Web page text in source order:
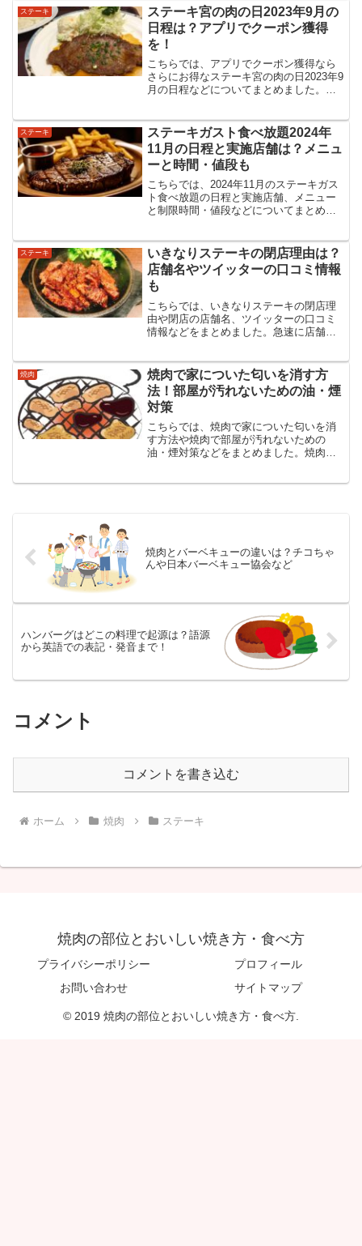
価格だけではわからない焼肉のコストパ
フォーマンスとは？
ステーキ
ステーキ宮の肉の日2023年9月の
日程は？アプリでクーポン獲得
を！
こちらでは、アプリでクーポン獲得なら
さらにお得なステーキ宮の肉の日2023年9
月の日程などについてまとめました。
は1日だけではありません。アプリでさら
にお得なクーポンもある？
ステーキ
ステーキガスト食べ放題2024年
11月の日程と実施店舗は？メニュ
ーと時間・値段も
こちらでは、2024年11月のステーキガス
ト食べ放題の日程と実施店舗、メニュー
と制限時間・値段などについてまとめま
きには最高の企画です。気になる日程や
実施店舗などは？
ステーキ
いきなりステーキの閉店理由は？
店舗名やツイッターの口コミ情報
も
こちらでは、いきなりステーキの閉店理
由や閉店の店舗名、ツイッターの口コミ
情報などをまとめました。急速に店舗を
うなことになったのか、理由や閉店の店
舗名まで調査しました。
焼肉
焼肉で家についた匂いを消す方
法！部屋が汚れないための油・煙
対策
こちらでは、焼肉で家についた匂いを消
す方法や焼肉で部屋が汚れないための
油・煙対策などをまとめました。焼肉を
焼肉とバーベキューの違いは？チコちゃ
んや日本バーベキュー協会など
ハンバーグはどこの料理で起源は？語源
から英語での表記・発音まで！
コメント
コメントを書き込む
ホーム 焼肉 ステーキ
焼肉の部位とおいしい焼き方・食べ方
プライバシーポリシー
プロフィール
お問い合わせ
サイトマップ
© 2019 焼肉の部位とおいしい焼き方・食べ方.